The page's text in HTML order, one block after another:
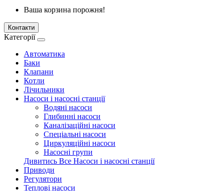
Ваша корзина порожня!
Контакти
Категорії
Автоматика
Баки
Клапани
Котли
Лічильники
Насоси і насосні станції
Водяні насоси
Глибинні насоси
Каналізаційні насоси
Спеціальні насоси
Циркуляційні насоси
Насосні групи
Дивитись Все Насоси і насосні станції
Приводи
Регулятори
Теплові насоси